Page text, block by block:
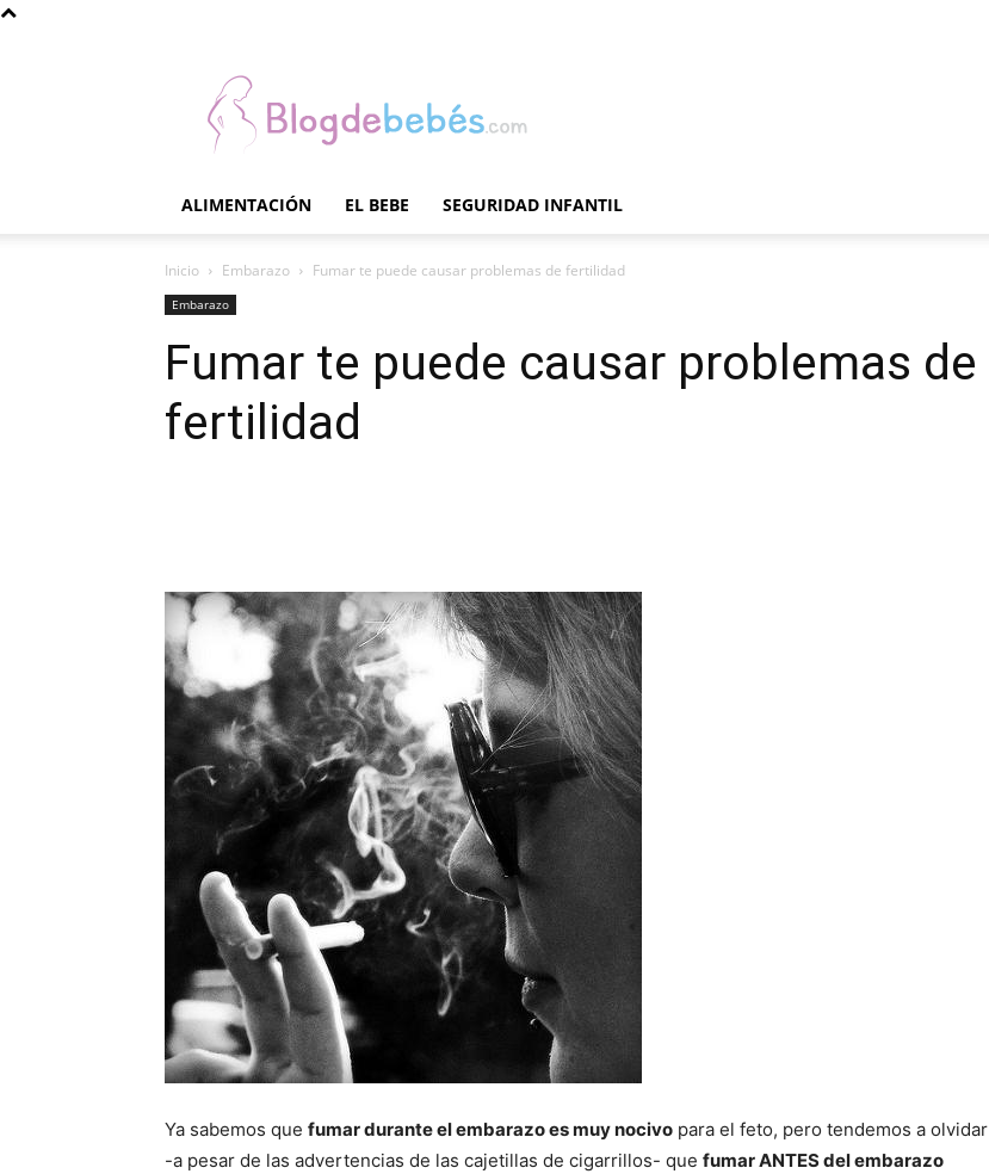
Bebés
ALIMENTACIÓN EL BEBE SEGURIDAD INFANTIL
Inicio Embarazo Fumar te puede causar problemas de fertilidad
Embarazo
Fumar te puede causar problemas de
fertilidad
Ya sabemos que fumar durante el embarazo es muy nocivo para el feto, pero tendemos a olvidar
-a pesar de las advertencias de las cajetillas de cigarrillos- que fumar ANTES del embarazo